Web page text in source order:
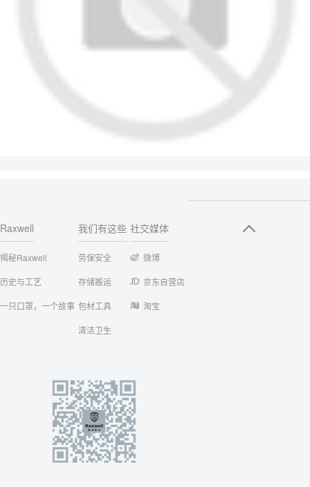
Raxwell
揭秘Raxwell
历史与工艺
一只口罩，一个故事
我们有这些
劳保安全
存储搬运
包材工具
清洁卫生
社交媒体
微博
京东自营店
淘宝